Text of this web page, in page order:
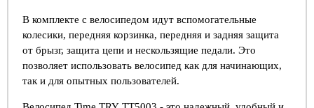
В комплекте с велосипедом идут вспомогательные
колесики, передняя корзинка, передняя и задняя защита
от брызг, защита цепи и нескользящие педали. Это
позволяет использовать велосипед как для начинающих,
так и для опытных пользователей.